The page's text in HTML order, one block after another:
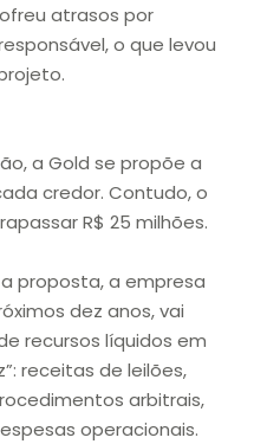
atrasos por
o que levou
a Gold se propõe a
credor. Contudo, o
R$ 25 milhões.
proposta, a empresa
dez anos, vai
recursos líquidos em
receitas de leilões,
arbitrais,
operacionais.